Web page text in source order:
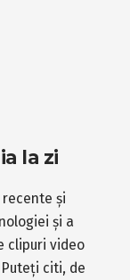
la zi
și
și a
clipuri video
Puteți citi, de